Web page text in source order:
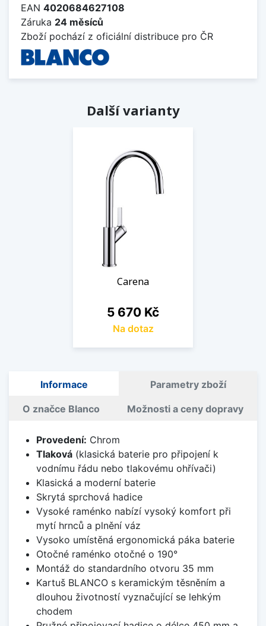
EAN 4020684627108
Záruka 24 měsíců
Zboží pochází z oficiální distribuce pro ČR
Další varianty
Carena
Cena
5 670 Kč
Na dotaz
Informace Parametry zboží
O značce Blanco Možnosti a ceny dopravy
Provedení: Chrom
Tlaková(klasická baterie pro připojení k
vodnímu řádu nebo tlakovému ohřívači)
Klasická a moderní baterie
Skrytá sprchová hadice
Vysoké raménko nabízí vysoký komfort při
mytí hrnců a plnění váz
Vysoko umístěná ergonomická páka baterie
Otočné raménko otočné o 190°
Montáž do standardního otvoru 35 mm
Kartuš BLANCO s keramickým těsněním a
dlouhou životností vyznačující se lehkým
chodem